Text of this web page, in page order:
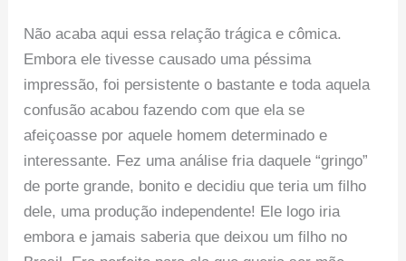
Não acaba aqui essa relação trágica e cômica.
Embora ele tivesse causado uma péssima
impressão, foi persistente o bastante e toda aquela
confusão acabou fazendo com que ela se
afeiçoasse por aquele homem determinado e
interessante. Fez uma análise fria daquele “gringo”
de porte grande, bonito e decidiu que teria um filho
dele, uma produção independente! Ele logo iria
embora e jamais saberia que deixou um filho no